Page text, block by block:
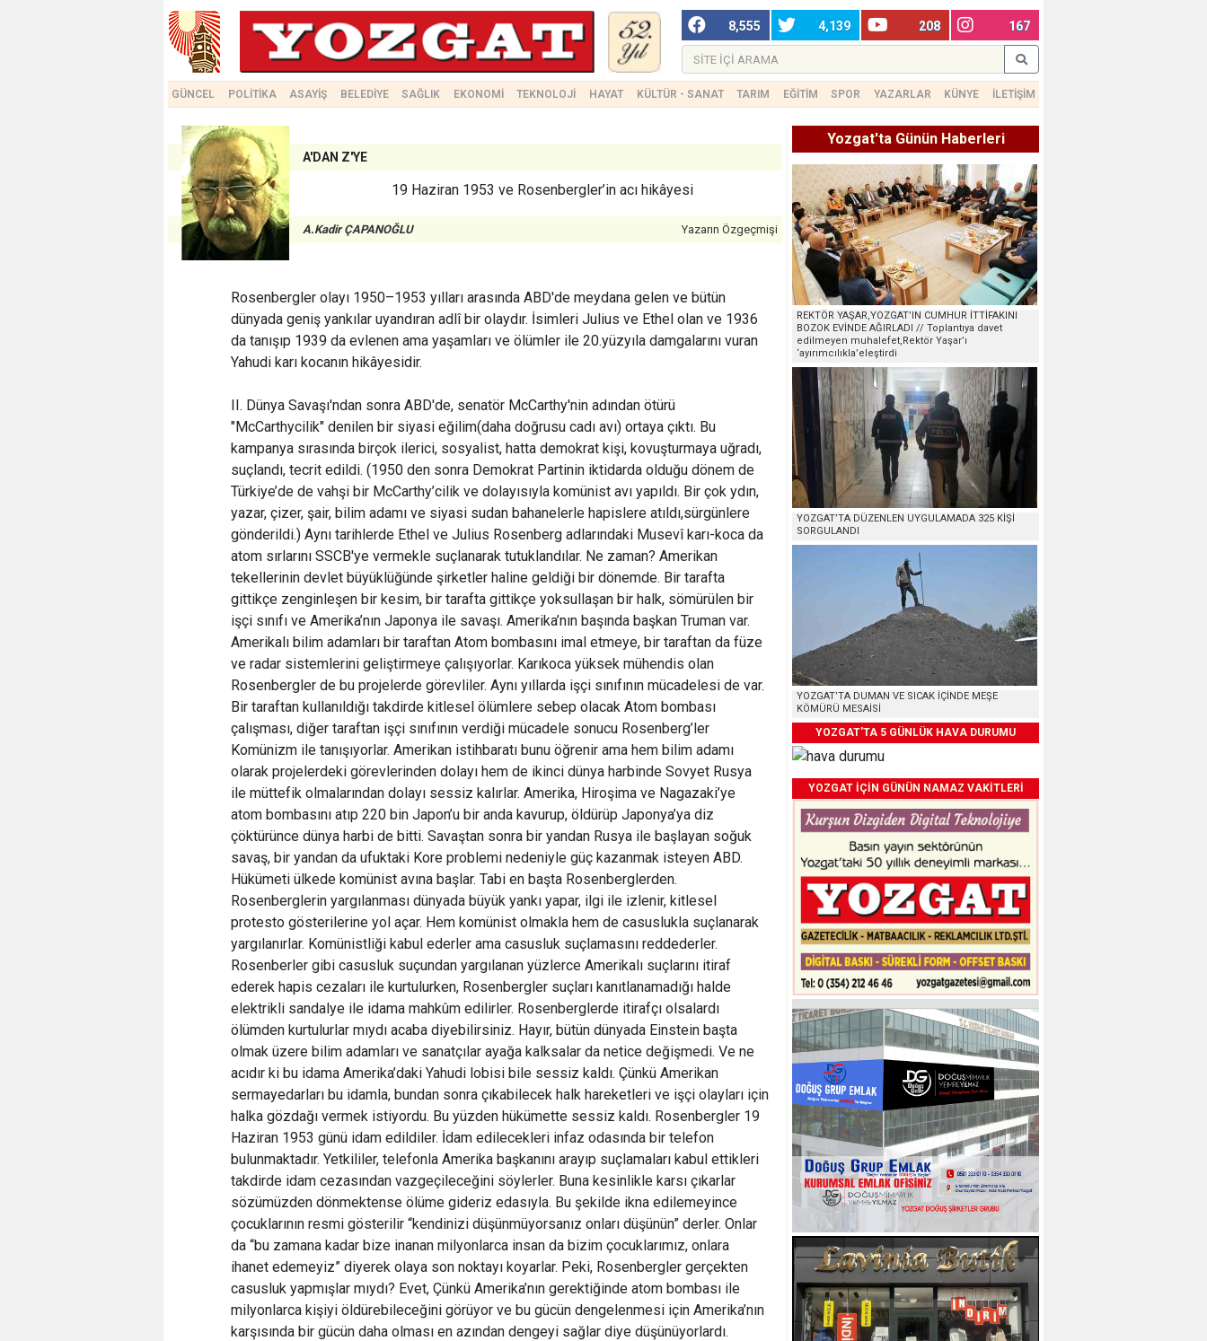
8,555 4,139 208 167
GÜNCEL POLİTİKA ASAYİŞ BELEDİYE SAĞLIK EKONOMİ TEKNOLOJİ HAYAT KÜLTÜR - SANAT TARIM EĞİTİM SPOR YAZARLAR KÜNYE İLETİŞİM
A'DAN Z'YE
19 Haziran 1953 ve Rosenbergler’in acı hikâyesi
A.Kadir ÇAPANOĞLU Yazarın Özgeçmişi
Rosenbergler olayı 1950–1953 yılları arasında ABD'de meydana gelen ve bütün
dünyada geniş yankılar uyandıran adlî bir olaydır. İsimleri Julius ve Ethel olan ve 1936
da tanışıp 1939 da evlenen ama yaşamları ve ölümler ile 20.yüzyıla damgalarını vuran
Yahudi karı kocanın hikâyesidir.
II. Dünya Savaşı'ndan sonra ABD'de, senatör McCarthy'nin adından ötürü
"McCarthycilik" denilen bir siyasi eğilim(daha doğrusu cadı avı) ortaya çıktı. Bu
kampanya sırasında birçok ilerici, sosyalist, hatta demokrat kişi, kovuşturmaya uğradı,
suçlandı, tecrit edildi. (1950 den sonra Demokrat Partinin iktidarda olduğu dönem de
Türkiye’de de vahşi bir McCarthy’cilik ve dolayısıyla komünist avı yapıldı. Bir çok ydın,
yazar, çizer, şair, bilim adamı ve siyasi sudan bahanelerle hapislere atıldı,sürgünlere
gönderildi.) Aynı tarihlerde Ethel ve Julius Rosenberg adlarındaki Musevî karı-koca da
atom sırlarını SSCB'ye vermekle suçlanarak tutuklandılar. Ne zaman? Amerikan
tekellerinin devlet büyüklüğünde şirketler haline geldiği bir dönemde. Bir tarafta
gittikçe zenginleşen bir kesim, bir tarafta gittikçe yoksullaşan bir halk, sömürülen bir
işçi sınıfı ve Amerika’nın Japonya ile savaşı. Amerika’nın başında başkan Truman var.
Amerikalı bilim adamları bir taraftan Atom bombasını imal etmeye, bir taraftan da füze
ve radar sistemlerini geliştirmeye çalışıyorlar. Karıkoca yüksek mühendis olan
Rosenbergler de bu projelerde görevliler. Aynı yıllarda işçi sınıfının mücadelesi de var.
Bir taraftan kullanıldığı takdirde kitlesel ölümlere sebep olacak Atom bombası
çalışması, diğer taraftan işçi sınıfının verdiği mücadele sonucu Rosenberg’ler
Komünizm ile tanışıyorlar. Amerikan istihbaratı bunu öğrenir ama hem bilim adamı
olarak projelerdeki görevlerinden dolayı hem de ikinci dünya harbinde Sovyet Rusya
ile müttefik olmalarından dolayı sessiz kalırlar. Amerika, Hiroşima ve Nagazaki’ye
atom bombasını atıp 220 bin Japon’u bir anda kavurup, öldürüp Japonya’ya diz
çöktürünce dünya harbi de bitti. Savaştan sonra bir yandan Rusya ile başlayan soğuk
savaş, bir yandan da ufuktaki Kore problemi nedeniyle güç kazanmak isteyen ABD.
Hükümeti ülkede komünist avına başlar. Tabi en başta Rosenberglerden.
Rosenberglerin yargılanması dünyada büyük yankı yapar, ilgi ile izlenir, kitlesel
protesto gösterilerine yol açar. Hem komünist olmakla hem de casuslukla suçlanarak
yargılanırlar. Komünistliği kabul ederler ama casusluk suçlamasını reddederler.
Rosenberler gibi casusluk suçundan yargılanan yüzlerce Amerikalı suçlarını itiraf
ederek hapis cezaları ile kurtulurken, Rosenbergler suçları kanıtlanamadığı halde
elektrikli sandalye ile idama mahkûm edilirler. Rosenberglerde itirafçı olsalardı
ölümden kurtulurlar mıydı acaba diyebilirsiniz. Hayır, bütün dünyada Einstein başta
olmak üzere bilim adamları ve sanatçılar ayağa kalksalar da netice değişmedi. Ve ne
acıdır ki bu idama Amerika’daki Yahudi lobisi bile sessiz kaldı. Çünkü Amerikan
sermayedarları bu idamla, bundan sonra çıkabilecek halk hareketleri ve işçi olayları için
halka gözdağı vermek istiyordu. Bu yüzden hükümette sessiz kaldı. Rosenbergler 19
Haziran 1953 günü idam edildiler. İdam edilecekleri infaz odasında bir telefon
bulunmaktadır. Yetkililer, telefonla Amerika başkanını arayıp suçlamaları kabul ettikleri
takdirde idam cezasından vazgeçileceğini söylerler. Buna kesinlikle karsı çıkarlar
sözümüzden dönmektense ölüme gideriz edasıyla. Bu şekilde ikna edilemeyince
çocuklarının resmi gösterilir “kendinizi düşünmüyorsanız onları düşünün” derler. Onlar
da “bu zamana kadar bize inanan milyonlarca insan da bizim çocuklarımız, onlara
ihanet edemeyiz” diyerek olaya son noktayı koyarlar. Peki, Rosenbergler gerçekten
casusluk yapmışlar mıydı? Evet, Çünkü Amerika’nın gerektiğinde atom bombası ile
milyonlarca kişiyi öldürebileceğini görüyor ve bu gücün dengelenmesi için Amerika’nın
karşısında bir gücün daha olması en azından dengeyi sağlar diye düşünüyorlardı.
Yozgat'ta Günün Haberleri
REKTÖR YAŞAR,YOZGAT’IN CUMHUR İTTİFAKINI
BOZOK EVİNDE AĞIRLADI // Toplantıya davet
edilmeyen muhalefet,Rektör Yaşar’ı
‘ayırımcılıkla’eleştirdi
YOZGAT’TA DÜZENLEN UYGULAMADA 325 KİŞİ
SORGULANDI
YOZGAT’TA DUMAN VE SICAK İÇİNDE MEŞE
KÖMÜRÜ MESAİSİ
YOZGAT'TA 5 GÜNLÜK HAVA DURUMU
YOZGAT İÇİN GÜNÜN NAMAZ VAKİTLERİ